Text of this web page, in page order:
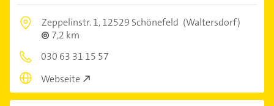
Zeppelinstr. 1,12529 Schönefeld (Waltersdorf)
7,2 km
030 63 31 15 57
Webseite